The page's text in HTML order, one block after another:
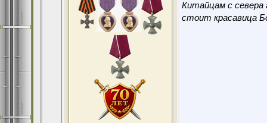
Китайцам с севера
стоит красавица